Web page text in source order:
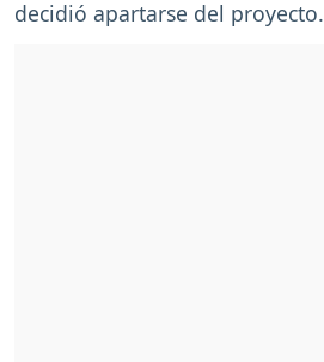
decidió apartarse del proyecto.